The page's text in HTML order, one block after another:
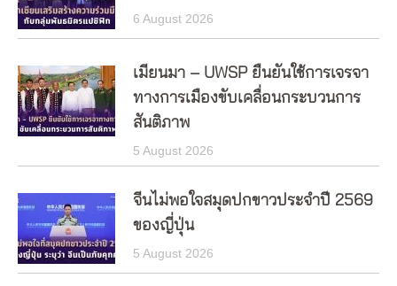
6 August 2026
เมียนมา – UWSP ยืนยันใช้การเจรจา
ทางการเมืองขับเคลื่อนกระบวนการ
สันติภาพ
5 August 2026
จีนไม่พอใจสมุดปกขาวประจำปี 2569
ของญี่ปุ่น
5 August 2026